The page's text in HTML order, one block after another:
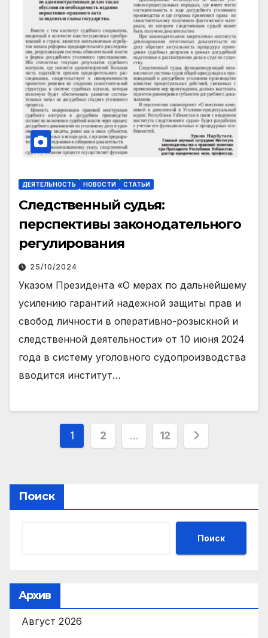
ДЕЯТЕЛЬНОСТЬ НОВОСТИ СТАТЬИ
Следственный судья:
перспективы законодательного
регулирования
25/10/2024
Указом Президента «О мерах по дальнейшему
усилению гарантий надежной защиты прав и
свобод личности в оперативно-розыскной и
следственной деятельности» от 10 июня 2024
года в систему уголовного судопроизводства
вводится институт…
Навигация
записям
1 2 … 12
Поиск
Поиск
Архив
Август 2026